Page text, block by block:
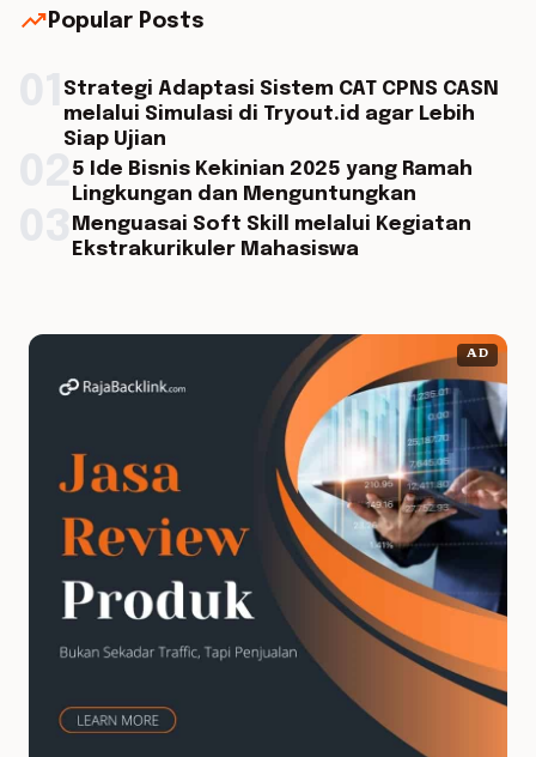
trending_up Popular Posts
Strategi Adaptasi Sistem CAT CPNS CASN
melalui Simulasi di Tryout.id agar Lebih
Siap Ujian
5 Ide Bisnis Kekinian 2025 yang Ramah
Lingkungan dan Menguntungkan
Menguasai Soft Skill melalui Kegiatan
Ekstrakurikuler Mahasiswa
AD